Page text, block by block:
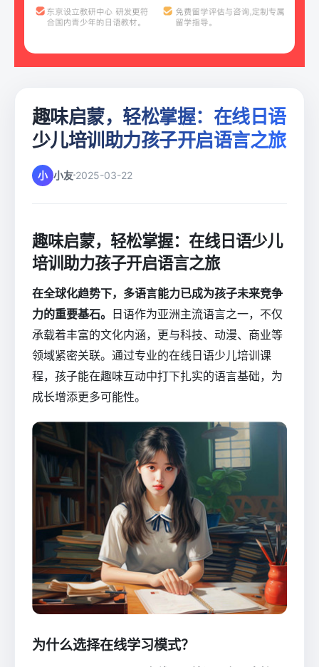
趣味启蒙，轻松掌握：在线日语
少儿培训助力孩子开启语言之旅
小 小友 2025-03-22
趣味启蒙，轻松掌握：在线日语少儿
培训助力孩子开启语言之旅
在全球化趋势下，多语言能力已成为孩子未来竞争
力的重要基石。
日语作为亚洲主流语言之一，不仅
承载着丰富的文化内涵，更与科技、动漫、商业等
领域紧密关联。通过专业的在线日语少儿培训课
程，孩子能在趣味互动中打下扎实的语言基础，为
成长增添更多可能性。
为什么选择在线学习模式？